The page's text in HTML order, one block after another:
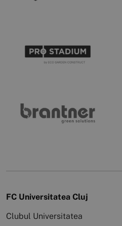
FC Universitatea Cluj
Clubul Universitatea